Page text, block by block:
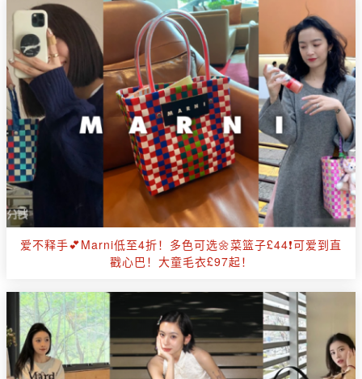
爱不释手💕Marni低至4折！多色可选🌼菜篮子£44❗可爱到直
戳心巴！大童毛衣£97起！